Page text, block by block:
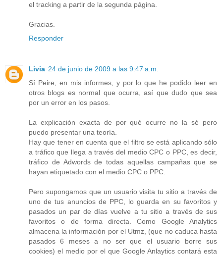
el tracking a partir de la segunda página.
Gracias.
Responder
Livia 24 de junio de 2009 a las 9:47 a.m.
Sí Peire, en mis informes, y por lo que he podido leer en
otros blogs es normal que ocurra, así que dudo que sea
por un error en los pasos.
La explicación exacta de por qué ocurre no la sé pero
puedo presentar una teoría.
Hay que tener en cuenta que el filtro se está aplicando sólo
a tráfico que llega a través del medio CPC o PPC, es decir,
tráfico de Adwords de todas aquellas campañas que se
hayan etiquetado con el medio CPC o PPC.
Pero supongamos que un usuario visita tu sitio a través de
uno de tus anuncios de PPC, lo guarda en su favoritos y
pasados un par de días vuelve a tu sitio a través de sus
favoritos o de forma directa. Como Google Analytics
almacena la información por el Utmz, (que no caduca hasta
pasados 6 meses a no ser que el usuario borre sus
cookies) el medio por el que Google Anlaytics contará esta